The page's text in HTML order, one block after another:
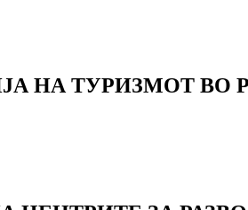
НА ТУРИЗМОТ ВО